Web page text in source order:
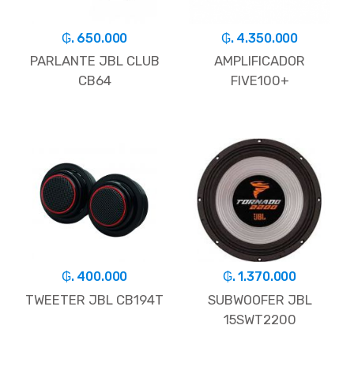
₲. 650.000
PARLANTE JBL CLUB
CB64
₲. 4.350.000
AMPLIFICADOR
FIVE100+
₲. 400.000
TWEETER JBL CB194T
₲. 1.370.000
SUBWOOFER JBL
15SWT2200